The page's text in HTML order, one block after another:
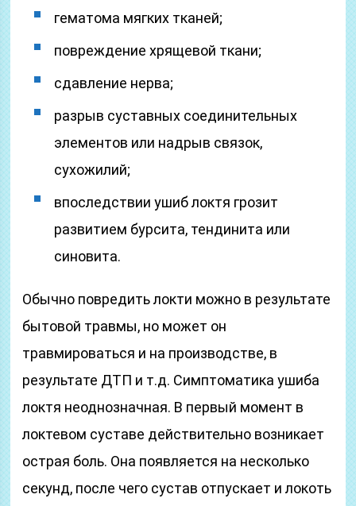
гематома мягких тканей;
повреждение хрящевой ткани;
сдавление нерва;
разрыв суставных соединительных
элементов или надрыв связок,
сухожилий;
впоследствии ушиб локтя грозит
развитием бурсита, тендинита или
синовита.
Обычно повредить локти можно в результате
бытовой травмы, но может он
травмироваться и на производстве, в
результате ДТП и т.д. Симптоматика ушиба
локтя неоднозначная. В первый момент в
локтевом суставе действительно возникает
острая боль. Она появляется на несколько
секунд, после чего сустав отпускает и локоть